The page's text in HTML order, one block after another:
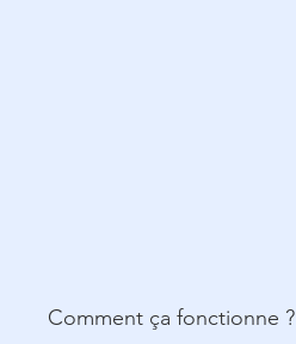
Comment ça fonctionne ?